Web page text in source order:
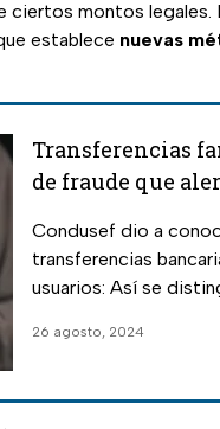
ciertos montos legales.
establece nuevas
Transferencias
de fraude que
Condusef dio a
transferencias
usuarios: Así se
26 agosto, 2024